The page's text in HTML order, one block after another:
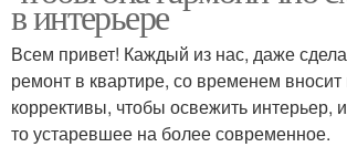
Двери под дизайн
в интерьере
Всем привет! Каждый из нас, даже
ремонт в квартире, со временем вносит
коррективы, чтобы освежить интерьер,
то устаревшее на более современное.